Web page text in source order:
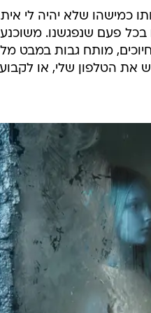
כמישהו שלא יהיה לי
פעם שנפגשנו. משוכנע
מותח גבות במבט
את הטלפון שלי, או לקבוע